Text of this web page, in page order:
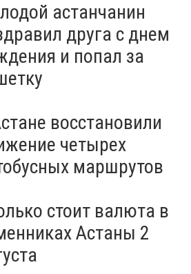
астанчанин
друга с днем
и попал за
восстановили
четырех
маршрутов
стоит валюта в
Астаны 2